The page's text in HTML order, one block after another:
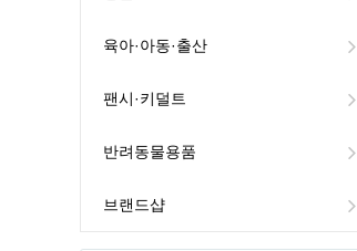
육아·아동·출산
팬시·키덜트
반려동물용품
브랜드샵
41,700원